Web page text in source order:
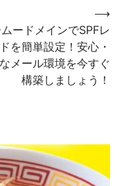
ムードメインでSPFレ
を簡単設定！安心・
メール環境を今すぐ
構築しましょう！
⟶